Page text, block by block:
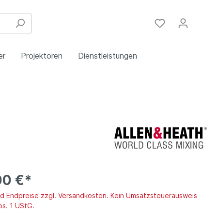
Projektoren Dienstleistungen
Handy & DSL
€*
Endpreise zzgl. Versandkosten. Kein Umsatzsteuerausweis
1 UStG.